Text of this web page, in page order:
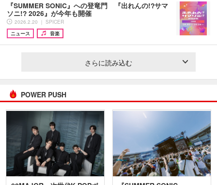
『SUMMER SONIC』への登竜門 『出れんの!?サマ
ソニ!? 2026』が今年も開催
2026.2.20 ｜ SPICER
ニュース
音楽
さらに読み込む
POWER PUSH